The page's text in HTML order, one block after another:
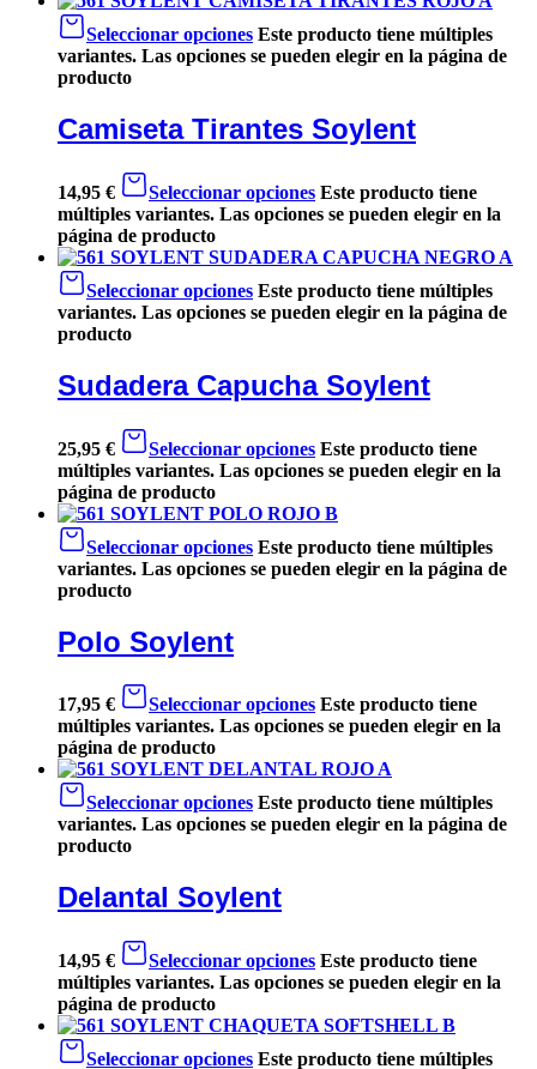
Seleccionar opciones Este producto tiene múltiples
variantes. Las opciones se pueden elegir en la página de
producto
Camiseta Tirantes Soylent
14,95 € Seleccionar opciones Este producto tiene
múltiples variantes. Las opciones se pueden elegir en la
página de producto
Seleccionar opciones Este producto tiene múltiples
variantes. Las opciones se pueden elegir en la página de
producto
Sudadera Capucha Soylent
25,95 € Seleccionar opciones Este producto tiene
múltiples variantes. Las opciones se pueden elegir en la
página de producto
Seleccionar opciones Este producto tiene múltiples
variantes. Las opciones se pueden elegir en la página de
producto
Polo Soylent
17,95 € Seleccionar opciones Este producto tiene
múltiples variantes. Las opciones se pueden elegir en la
página de producto
Seleccionar opciones Este producto tiene múltiples
variantes. Las opciones se pueden elegir en la página de
producto
Delantal Soylent
14,95 € Seleccionar opciones Este producto tiene
múltiples variantes. Las opciones se pueden elegir en la
página de producto
Seleccionar opciones Este producto tiene múltiples